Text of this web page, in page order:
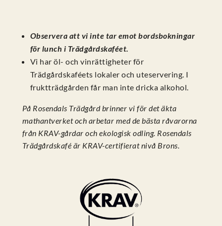
Observera att vi inte tar emot bordsbokningar
för lunch i Trädgårdskaféet.
Vi har öl- och vinrättigheter för
Trädgårdskaféets lokaler och uteservering. I
fruktträdgården får man inte dricka alkohol.
På Rosendals Trädgård brinner vi för det äkta
mathantverket och arbetar med de bästa råvarorna
från KRAV-gårdar och ekologisk odling. Rosendals
Trädgårdskafé är KRAV-certifierat nivå Brons.